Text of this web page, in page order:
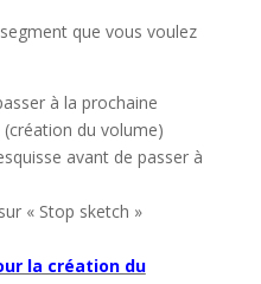
que vous voulez
à la prochaine
(création du volume)
avant de passer à
« Stop sketch »
la création du